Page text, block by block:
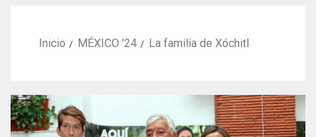
Inicio MÉXICO '24 La familia de Xóchitl